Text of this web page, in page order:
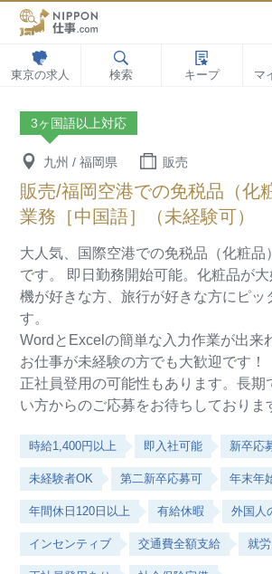
東京の求人 検索 キープ マ
3ヶ国語以上対応
九州 / 福岡県 販売
販売/福岡空港での免税品（化
業務［中国語］（未経験可）
大人気、国際空港での免税品（化粧品
です。
即日勤務開始可能。化粧品が
機が好きな方、旅行が好きな方にピッ
す。
WordとExcelの簡単な入力作業が出来
お仕事が未経験の方でも大歓迎です！
正社員登用の可能性もあります。長期
い方からのご応募をお待ちしておりま
時給1,400円以上 即入社可能 新卒応
未経験者OK 第二新卒応募可 年末年
年間休日120日以上 有給休暇 外国人
インセンティブ 交通費全額支給 就